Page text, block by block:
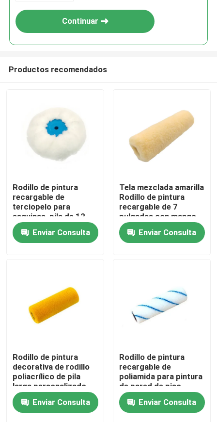
Inicio
Sobre nosotros
Visita a la fábrica
Contacto
noticias
Todos los casos
Cepillo de pintura de casa
Continuar
Productos recomendados
Rodillo de pintura
recargable de
terciopelo para
esquinas, pila de 12
mm
Enviar Consulta
Tela mezclada amarilla
Rodillo de pintura
recargable de 7
pulgadas con mango
Enviar Consulta
Rodillo de pintura
decorativa de rodillo
poliacrílico de pila
larga personalizado
Enviar Consulta
Rodillo de pintura
recargable de
poliamida para pintura
de pared de piso
Enviar Consulta